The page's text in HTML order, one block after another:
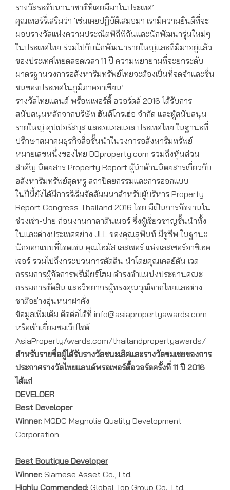
รางวัลระดับนานาชาติที่เคยมีมาในประเทศ’
คุณเทอร์รี่เสริมว่า ‘เช่นเคยปฏิบัติเสมอมา เรามีความยินดีที่จะ
มอบรางวัลแห่งความประณีตพิถีพิถันและนักพัฒนารุ่นใหม่ๆ
ในประเทศไทย ร่วมไปกับนักพัฒนารายใหญ่และที่มีมาอยู่แล้ว
ของประเทศไทยตลอดเวลา 11 ปี ความพยายามที่จะยกระดับ
มาตรฐานวงการอสังหาริมทรัพย์ไทยจะต้องเป็นที่จดจำและชื่น
ชนของประเทศในภูมิภาคอาเซียน’
รางวัลไทยแลนด์ พร็อพเพอร์ตี้ อวอร์ดส์ 2016 ได้รับการ
สนับสนุนหลักจากบริษัท ฮันส์โกรเฮ่อ จำกัด และผู้สนับสนุน
รายใหญ่ คุปเปอร์สบุส และเจแอลแอล ประเทศไทย ในฐานะที่
ปรึกษาสมาคมธุรกิจสื่อชั้นนำในวงการอสังหาริมทรัพย์
หมายเลขหนึ่งของไทย DDproperty.com รวมถึงหุ้นส่วน
สำคัญ นิตยสาร Property Report ผู้นำด้านนิตยสารเกี่ยวกับ
อสังหาริมทรัพย์สุดหรู สถาปัตยกรรมและการออกแบบ
ในปีนี้ยังได้มีการริเริ่มจัดสัมมนาสำหรับผู้บริหาร Property
Report Congress Thailand 2016 โดย มีเป็นการจัดงานใน
ช่วงเช่า-บ่าย ก่อนงานกาลาดินเนอร์ ซึ่งผู้เชี่ยวชาญชั้นนำทั้ง
ในและต่างประเทศอย่าง JLL ของคุณสุพินท์ มีชูชีพ ในฐานะ
นักออกแบบที่โดดเด่น คุณโธมัส เลสเซอร์ แห่งเลสเซอร์อาชิเธค
เจอร์ รวมไปถึงกระบวนการตัดสิน นำโดยคุณเคลย์ตัน เวด
กรรมการผู้จัดการพรีเมียร์โฮม ดำรงตำแหน่งประธานคณะ
กรรมการตัดสิน และวิทยากรผู้ทรงคุณวุฒิจากไทยและต่าง
ชาติอย่างอุ่นหนาฝาคั่ง
ข้อมูลเพิ่มเติม ติดต่อได้ที่ info@asiapropertyawards.com
หรือเข้าเยี่ยมชมเว็ปไซต์
AsiaPropertyAwards.com/thailandpropertyawards/
สำหรับรายชื่อผู้ได้รับรางวัลชนะเลิศและรางวัลชมเชยของการ
ประกาศรางวัลไทยแลนด์พรอเพอร์ตี้อวอร์ดครั้งที่ 11 ปี 2016
ได้แก่
DEVELOER
Best Developer
Winner: MQDC Magnolia Quality Development
Corporation
Best Boutique Developer
Winner: Siamese Asset Co., Ltd.
Highly Commended: Global Top Group Co., Ltd.